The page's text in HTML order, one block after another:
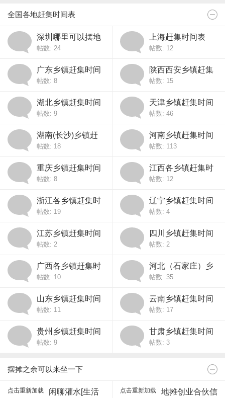
全国各地赶集时间表
深圳哪里可以摆地
摊？
帖数: 24
上海赶集时间表
帖数: 12
广东乡镇赶集时间
表
帖数: 8
陕西西安乡镇赶集
时间表
帖数: 15
湖北乡镇赶集时间
表
帖数: 9
天津乡镇赶集时间
表
帖数: 46
湖南(长沙)乡镇赶
集时间表
帖数: 18
河南乡镇赶集时间
表
帖数: 113
重庆乡镇赶集时间
表
帖数: 8
江西各乡镇赶集时
间表
帖数: 12
浙江各乡镇赶集时
间表
帖数: 19
辽宁乡镇赶集时间
表
帖数: 4
江苏乡镇赶集时间
表
帖数: 2
四川乡镇赶集时间
表
帖数: 2
广西各乡镇赶集时
间表
帖数: 10
河北（石家庄）乡
镇赶集时间表
帖数: 35
山东乡镇赶集时间
表
帖数: 11
云南乡镇赶集时间
表
帖数: 17
贵州乡镇赶集时间
表
帖数: 9
甘肃乡镇赶集时间
表
帖数: 3
摆摊之余可以来坐一下
点击重新加载 闲聊灌水[生活 点击重新加载 地摊创业合伙信